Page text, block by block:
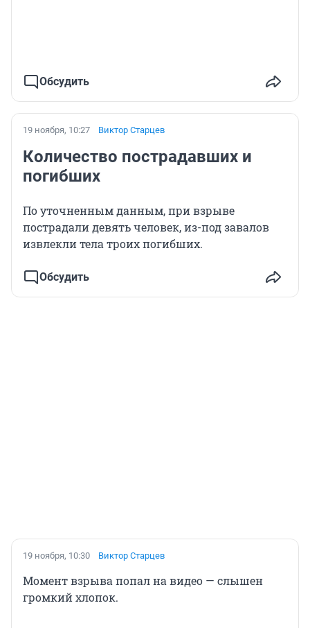
Обсудить
19 ноября, 10:27 Виктор Старцев
Количество пострадавших и
погибших
По уточненным данным, при взрыве
пострадали девять человек, из-под завалов
извлекли тела троих погибших.
Обсудить
19 ноября, 10:30 Виктор Старцев
Момент взрыва попал на видео — слышен
громкий хлопок.